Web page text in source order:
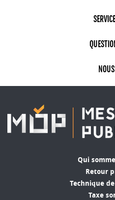
Qui
Retour
Technique
Taxe